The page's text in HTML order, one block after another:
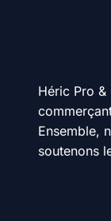
Héric Pro &
Ensemble,
soutenons